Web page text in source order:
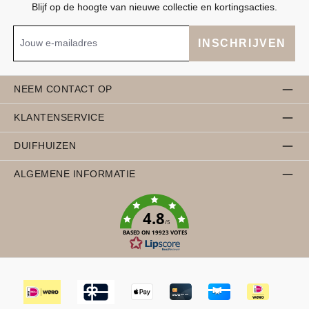
Blijf op de hoogte van nieuwe collectie en kortingsacties.
INSCHRIJVEN
NEEM CONTACT OP
KLANTENSERVICE
DUIFHUIZEN
ALGEMENE INFORMATIE
4.8/5
BASED ON 19923 VOTES